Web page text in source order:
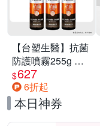
【台塑生醫】抗菌
防護噴霧255g 三
入組
$627
6折起
本日神券